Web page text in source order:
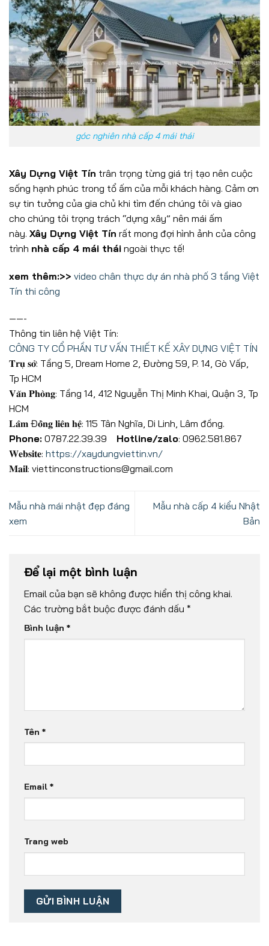
góc nghiên nhà cấp 4 mái thái
Xây Dựng Việt Tín trân trọng từng giá trị tạo nên cuộc
sống hạnh phúc trong tổ ấm của mỗi khách hàng. Cảm ơn
sự tin tưởng của gia chủ khi tìm đến chúng tôi và giao
cho chúng tôi trọng trách “dựng xây” nên mái ấm
này. Xây Dựng Việt Tín rất mong đợi hình ảnh của công
trình nhà cấp 4 mái thái ngoài thực tế!
xem thêm:>> video chân thực dự án nhà phố 3 tầng Việt
Tín thi công
——-
Thông tin liên hệ Việt Tín:
CÔNG TY CỔ PHẦN TƯ VẤN THIẾT KẾ XÂY DỰNG VIỆT TÍN
𝐓𝐫𝐮̣ 𝐬𝐨̛̉: Tầng 5, Dream Home 2, Đường 59, P. 14, Gò Vấp,
Tp HCM
𝐕𝐚̆𝐧 𝐏𝐡𝐨̀𝐧𝐠: Tầng 14, 412 Nguyễn Thị Minh Khai, Quận 3, Tp
HCM
𝐋𝐚̂𝐦 Đ𝐨̂̀𝐧𝐠 𝐥𝐢𝐞̂𝐧 𝐡𝐞̣̂: 115 Tân Nghĩa, Di Linh, Lâm đồng.
Phone: 0787.22.39.39 Hotline/zalo: 0962.581.867
𝐖𝐞𝐛𝐬𝐢𝐭𝐞: https://xaydungviettin.vn/
𝐌𝐚𝐢𝐥: viettinconstructions@gmail.com
Mẫu nhà mái nhật đẹp đáng
xem
Mẫu nhà cấp 4 kiểu Nhật
Bản
Để lại một bình luận
Email của bạn sẽ không được hiển thị công khai.
Các trường bắt buộc được đánh dấu *
Bình luận *
Tên *
Email *
Trang web